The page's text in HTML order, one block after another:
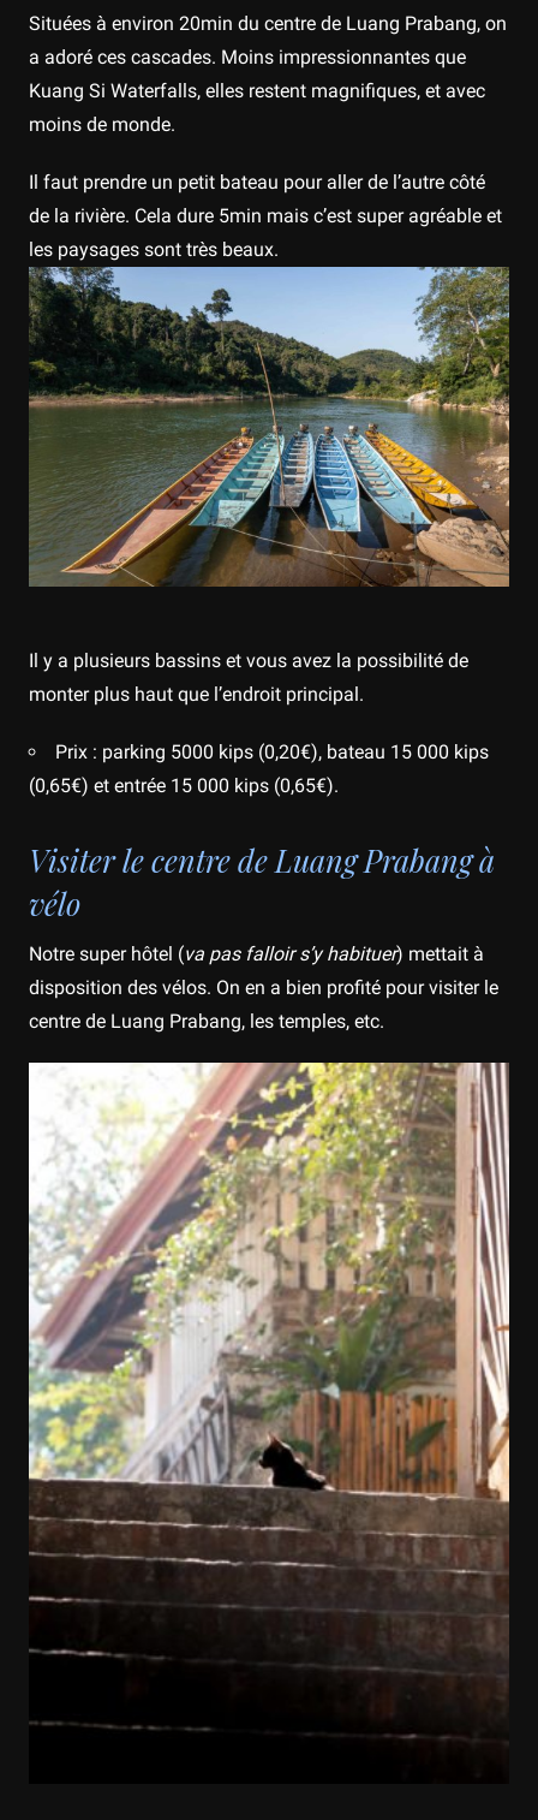
Situées à environ 20min du centre de Luang Prabang, on
a adoré ces cascades. Moins impressionnantes que
Kuang Si Waterfalls, elles restent magnifiques, et avec
moins de monde.
Il faut prendre un petit bateau pour aller de l’autre côté
de la rivière. Cela dure 5min mais c’est super agréable et
les paysages sont très beaux.
Il y a plusieurs bassins et vous avez la possibilité de
monter plus haut que l’endroit principal.
Prix : parking 5000 kips (0,20€), bateau 15 000 kips
(0,65€) et entrée 15 000 kips (0,65€).
Visiter le centre de Luang Prabang à
vélo
Notre super hôtel (va pas falloir s’y habituer) mettait à
disposition des vélos. On en a bien profité pour visiter le
centre de Luang Prabang, les temples, etc.